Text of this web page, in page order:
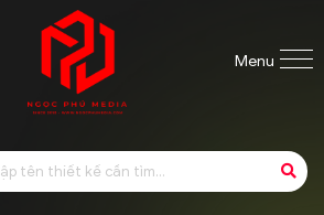
Menu